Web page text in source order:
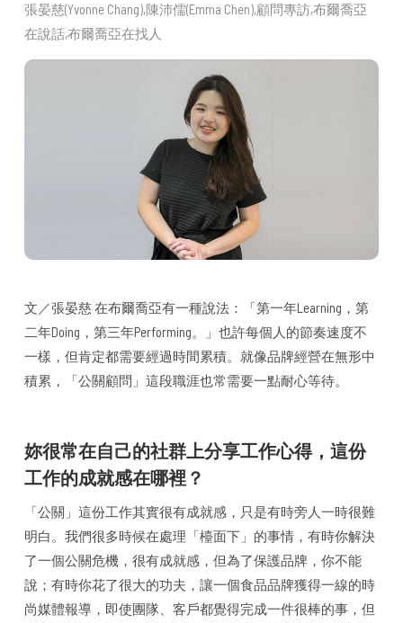
張晏慈(Yvonne Chang)陳沛儒(Emma Chen)顧問專訪布爾喬亞
在說話布爾喬亞在找人
文／張晏慈 在布爾喬亞有一種說法：「第一年Learning，第
二年Doing，第三年Performing。」也許每個人的節奏速度不
一樣，但肯定都需要經過時間累積。就像品牌經營在無形中
積累，「公關顧問」這段職涯也常需要一點耐心等待。
妳很常在自己的社群上分享工作心得，這份
工作的成就感在哪裡？
「公關」這份工作其實很有成就感，只是有時旁人一時很難
明白。我們很多時候在處理「檯面下」的事情，有時你解決
了一個公關危機，很有成就感，但為了保護品牌，你不能
說；有時你花了很大的功夫，讓一個食品品牌獲得一線的時
尚媒體報導，即使團隊、客戶都覺得完成一件很棒的事，但